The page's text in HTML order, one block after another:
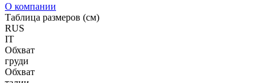
О компании
Таблица размеров (см)
RUS
IT
Обхват
груди
Обхват